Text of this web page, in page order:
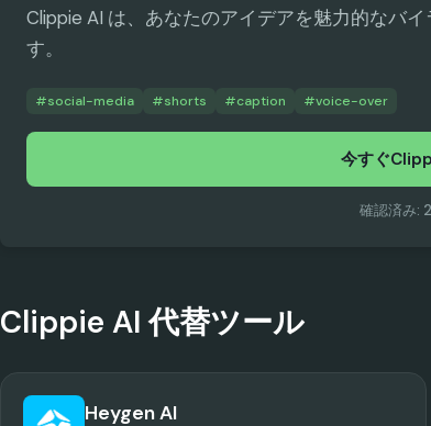
Clippie AI は、あなたのアイデアを魅力的なバ
す。
#social-media #shorts #caption #voice-over
今すぐ
確認済み:
Clippie AI 代替ツール
Heygen AI